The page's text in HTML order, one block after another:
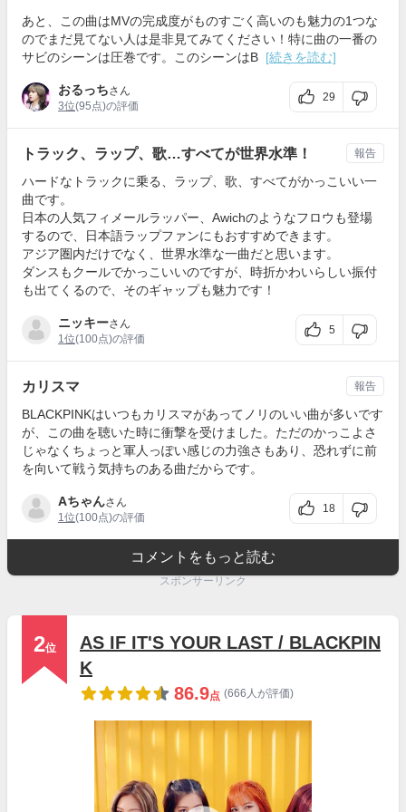
あと、この曲はMVの完成度がものすごく高いのも魅力の1つな
のでまだ見てない人は是非見てみてください！特に曲の一番の
サビのシーンは圧巻です。このシーンはB [続きを読む]
おるっちさん
3位(95点)の評価
29
トラック、ラップ、歌…すべてが世界水準！
ハードなトラックに乗る、ラップ、歌、すべてがかっこいい一
曲です。
日本の人気フィメールラッパー、Awichのようなフロウも登場
するので、日本語ラップファンにもおすすめできます。
アジア圏内だけでなく、世界水準な一曲だと思います。
ダンスもクールでかっこいいのですが、時折かわいらしい振付
も出てくるので、そのギャップも魅力です！
ニッキーさん
1位(100点)の評価
5
報告
カリスマ
BLACKPINKはいつもカリスマがあってノリのいい曲が多いです
が、この曲を聴いた時に衝撃を受けました。ただのかっこよさ
じゃなくちょっと軍人っぽい感じの力強さもあり、恐れずに前
を向いて戦う気持ちのある曲だからです。
Aちゃんさん
1位(100点)の評価
18
報告
コメントをもっと読む
スポンサーリンク
2位
AS IF IT'S YOUR LAST / BLACKPIN
K
86.9点 (666人が評価)